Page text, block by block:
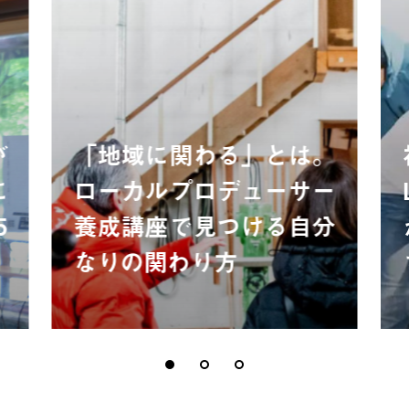
「地域に関わる」とは。
ローカルプロデューサー
養成講座で見つける自分
なりの関わり方